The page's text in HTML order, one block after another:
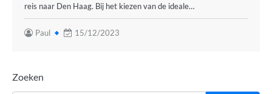
reis naar Den Haag. Bij het kiezen van de ideale…
Paul 15/12/2023
Zoeken